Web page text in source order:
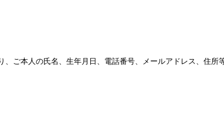
ご本人の氏名、生年月日、電話番号、メールアドレス、住所